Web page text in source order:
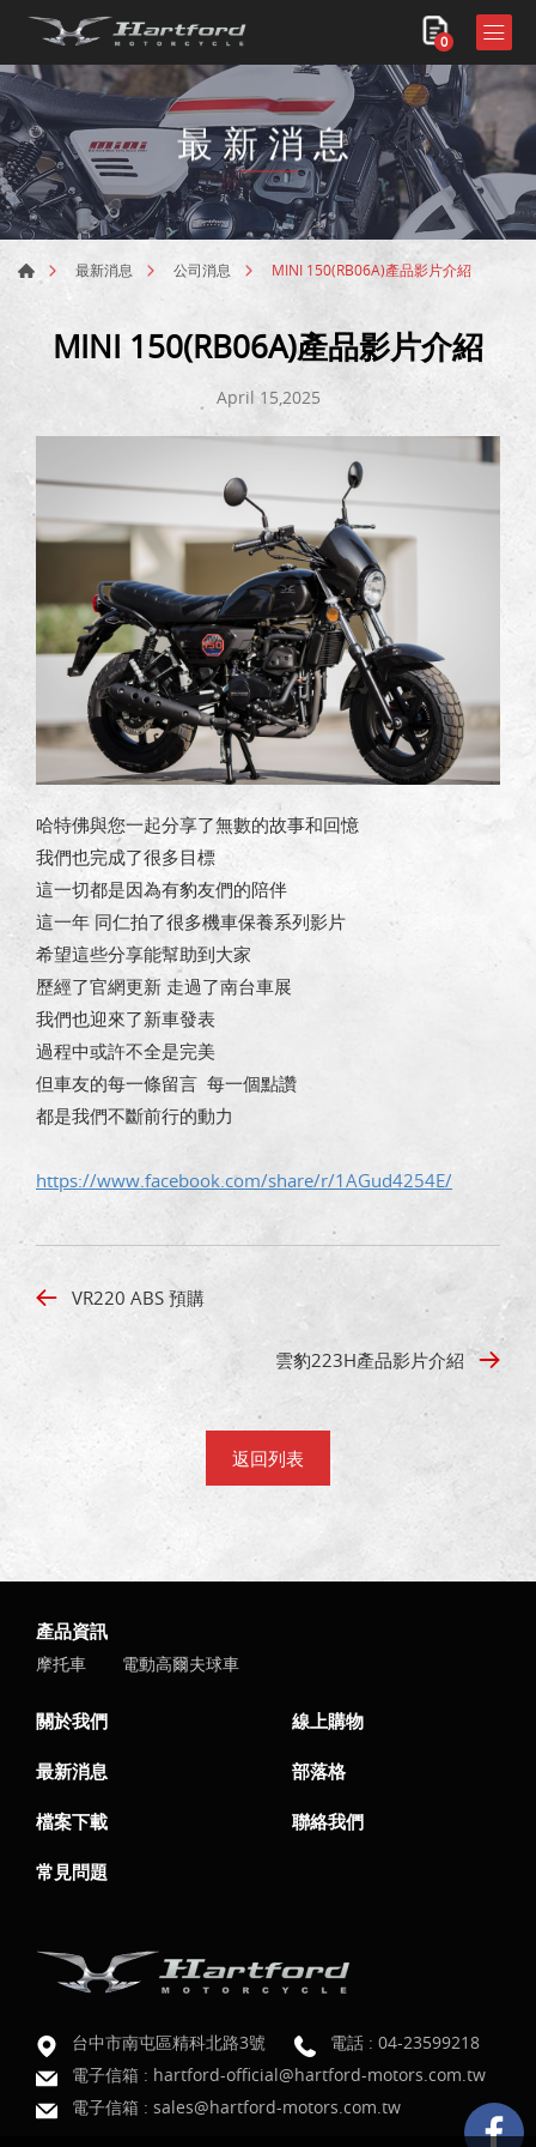
0
最新消息
最新消息 公司消息 MINI 150(RB06A)產品影片介紹
MINI 150(RB06A)產品影片介紹
April 15,2025
哈特佛與您一起分享了無數的故事和回憶
我們也完成了很多目標
這一切都是因為有豹友們的陪伴
這一年 同仁拍了很多機車保養系列影片
希望這些分享能幫助到大家
歷經了官網更新 走過了南台車展
我們也迎來了新車發表
過程中或許不全是完美
但車友的每一條留言 每一個點讚
都是我們不斷前行的動力
https://www.facebook.com/share/r/1AGud4254E/
VR220 ABS 預購
雲豹223H產品影片介紹
返回列表
產品資訊
摩托車 電動高爾夫球車
關於我們 線上購物
最新消息 部落格
檔案下載 聯絡我們
常見問題
台中市南屯區精科北路3號 電話 : 04-23599218
電子信箱 : hartford-official@hartford-motors.com.tw
電子信箱 : sales@hartford-motors.com.tw